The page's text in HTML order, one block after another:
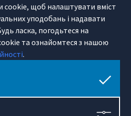
нерухомість
Міський гід
Політики приватності
Примітка про переклади
cookie, щоб налаштувати вміст
уподобань і надавати
ласка, погодьтеся на
та ознайомтеся з нашою
.